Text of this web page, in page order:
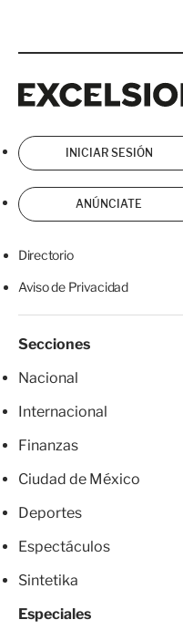
INICIAR SESIÓN
ANÚNCIATE
Directorio
Aviso de Privacidad
Secciones
Nacional
Internacional
Finanzas
Ciudad de México
Deportes
Espectáculos
Sintetika
Especiales